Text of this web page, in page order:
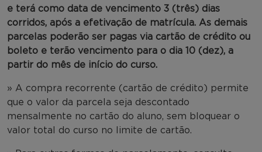
e terá como data de vencimento 3 (três) dias
corridos, após a efetivação de matrícula. As demais
parcelas poderão ser pagas via cartão de crédito ou
boleto e terão vencimento para o dia 10 (dez), a
partir do mês de início do curso.
» A compra recorrente (cartão de crédito) permite
que o valor da parcela seja descontado
mensalmente no cartão do aluno, sem bloquear o
valor total do curso no limite de cartão.